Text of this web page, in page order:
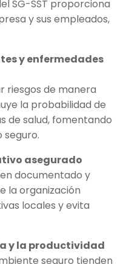
SG-SST proporciona
y sus empleados,
y enfermedades
riesgos de manera
la probabilidad de
de salud, fomentando
asegurado
documentado y
la organización
locales y evita
y la productividad
seguro tienden